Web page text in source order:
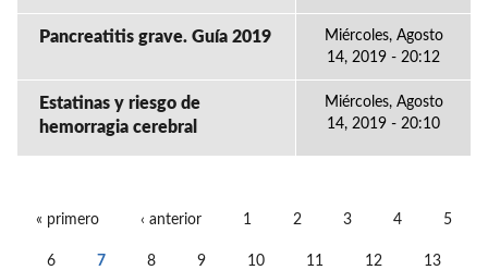
Pancreatitis grave. Guía 2019
Miércoles, Agosto
14, 2019 - 20:12
Estatinas y riesgo de
hemorragia cerebral
Miércoles, Agosto
14, 2019 - 20:10
« primero ‹ anterior 1 2 3 4 5
6 7 8 9 10 11 12 13